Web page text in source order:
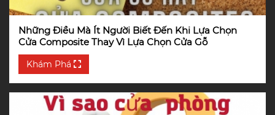
Những Điều Mà Ít Người Biết Đến Khi Lựa Chọn
Cửa Composite Thay Vì Lựa Chọn Cửa Gỗ
Khám Phá